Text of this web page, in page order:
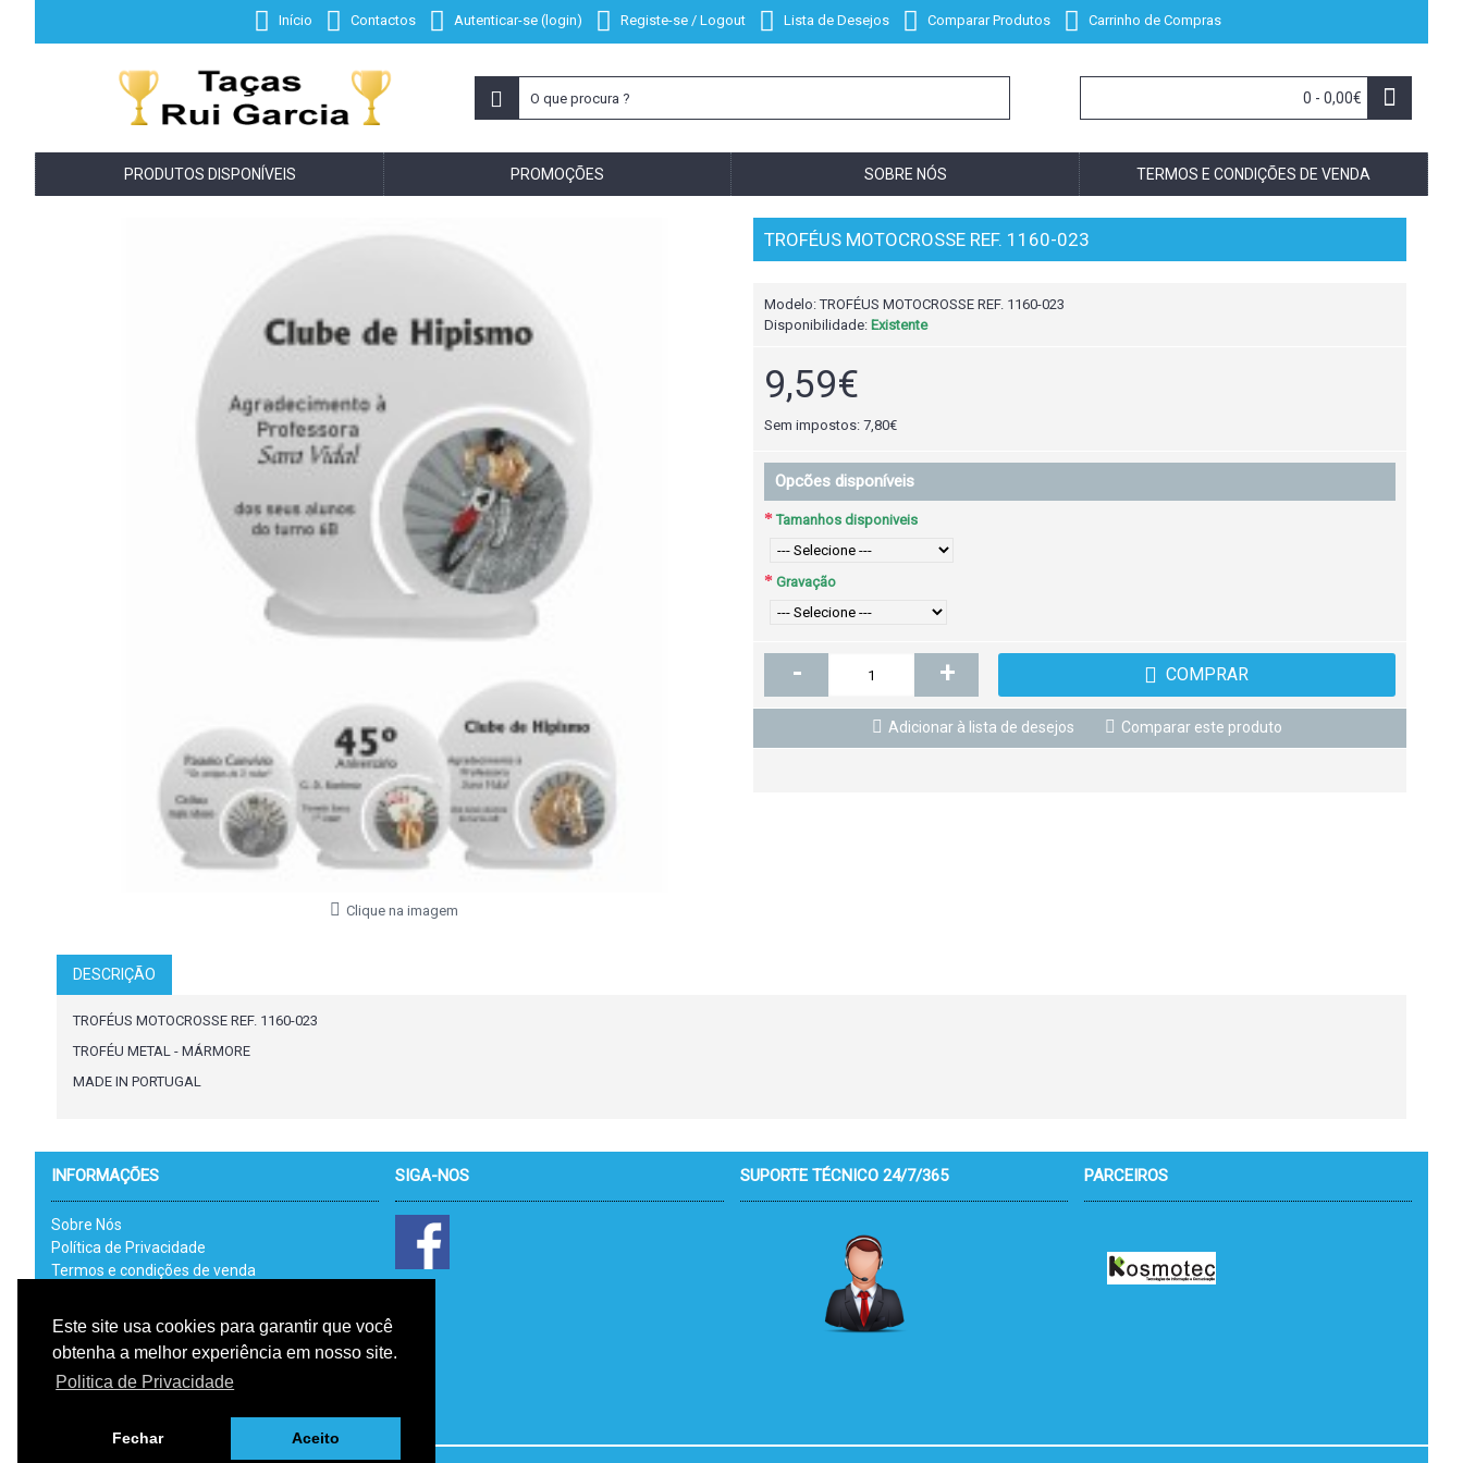
Este site usa cookies para garantir que você
obtenha a melhor experiência em nosso site.
Politica de Privacidade
Fechar Aceito
Início Contactos Autenticar-se (login) Registe-se / Logout Lista de Desejos Comparar Produtos Carrinho de Compras
0 - 0,00€
PRODUTOS DISPONÍVEIS PROMOÇÕES SOBRE NÓS TERMOS E CONDIÇÕES DE VENDA
Clique na imagem
TROFÉUS MOTOCROSSE REF. 1160-023
Modelo:TROFÉUS MOTOCROSSE REF. 1160-023
Disponibilidade: Existente
9,59€
Sem impostos: 7,80€
Opcões disponíveis
Tamanhos disponiveis
Gravação
- + COMPRAR
Adicionar à lista de desejos Comparar este produto
DESCRIÇÃO
TROFÉUS MOTOCROSSE REF. 1160-023
TROFÉU METAL - MÁRMORE
MADE IN PORTUGAL
INFORMAÇÕES
Sobre Nós
Política de Privacidade
Termos e condições de venda
Link Uteis - RAL
Livro de Reclamações Electrónico
RGPD
SIGA-NOS SUPORTE TÉCNICO 24/7/365 PARCEIROS